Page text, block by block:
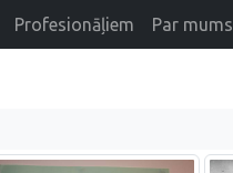
Profesionāļiem Par mums